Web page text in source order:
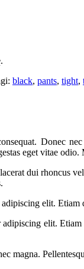
black, pants, tight,
Donec
eget vitae
dui rhoncus
elit.
elit.
magna.